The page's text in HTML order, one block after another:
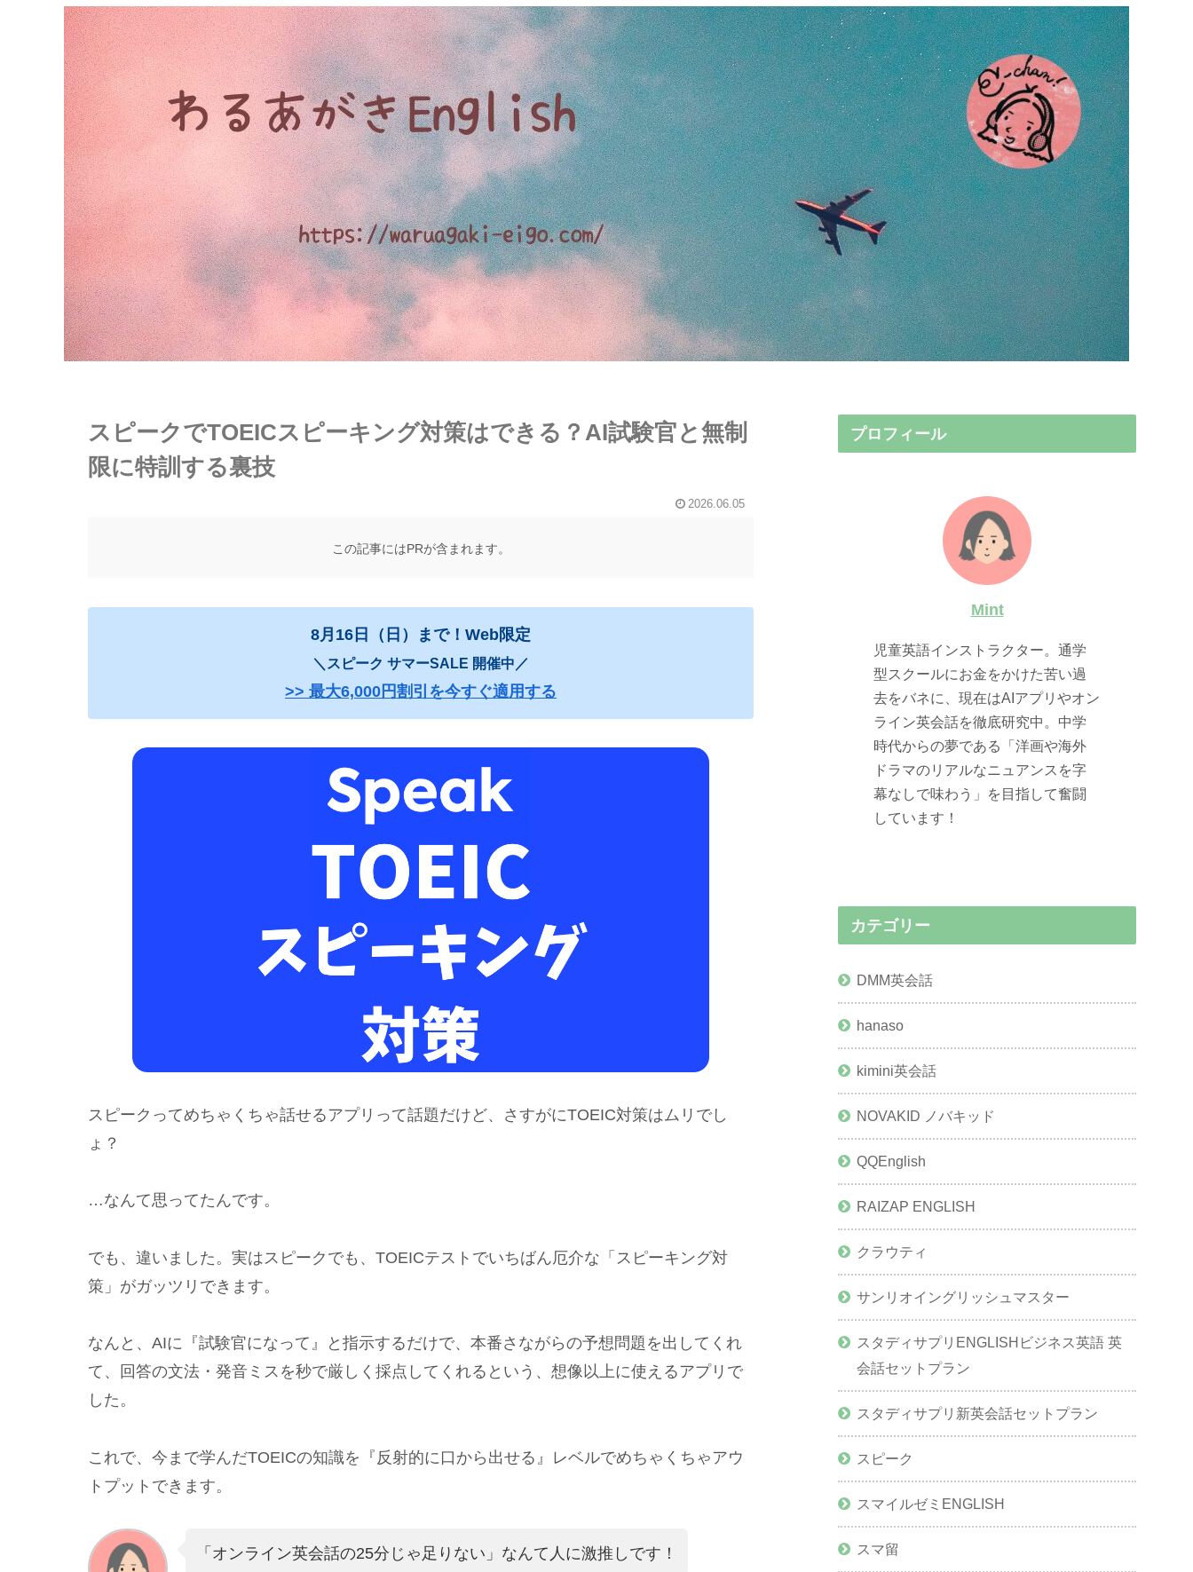
スピークでTOEICスピーキング対策はできる？AI試験官と無制
限に特訓する裏技
2026.06.05
この記事にはPRが含まれます。
8月16日（日）まで！Web限定
＼スピーク サマーSALE 開催中／
>> 最大6,000円割引を今すぐ適用する
スピークってめちゃくちゃ話せるアプリって話題だけど、さすがにTOEIC対策はムリでし
ょ？
…なんて思ってたんです。
でも、違いました。実はスピークでも、TOEICテストでいちばん厄介な「スピーキング対
策」がガッツリできます。
なんと、AIに『試験官になって』と指示するだけで、本番さながらの予想問題を出してくれ
て、回答の文法・発音ミスを秒で厳しく採点してくれるという、想像以上に使えるアプリで
した。
これで、今まで学んだTOEICの知識を『反射的に口から出せる』レベルでめちゃくちゃアウ
トプットできます。
「オンライン英会話の25分じゃ足りない」なんて人に激推しです！
プロフィール
Mint
児童英語インストラクター。通学
型スクールにお金をかけた苦い過
去をバネに、現在はAIアプリやオン
ライン英会話を徹底研究中。中学
時代からの夢である「洋画や海外
ドラマのリアルなニュアンスを字
幕なしで味わう」を目指して奮闘
しています！
カテゴリー
DMM英会話
hanaso
kimini英会話
NOVAKID ノバキッド
QQEnglish
RAIZAP ENGLISH
クラウティ
サンリオイングリッシュマスター
スタディサプリENGLISHビジネス英語 英
会話セットプラン
スタディサプリ新英会話セットプラン
スピーク
スマイルゼミENGLISH
スマ留